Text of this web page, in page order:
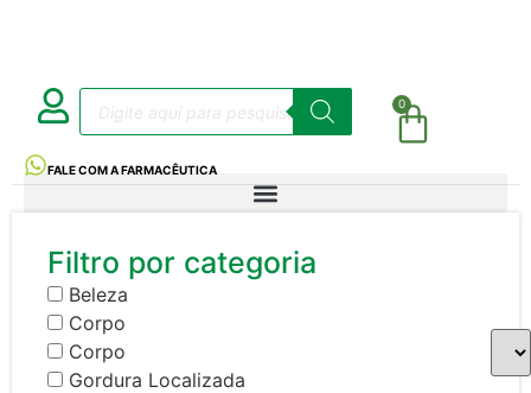
0
FALE COM A FARMACÊUTICA
Filtro por categoria
Beleza
Corpo
Corpo
Gordura Localizada